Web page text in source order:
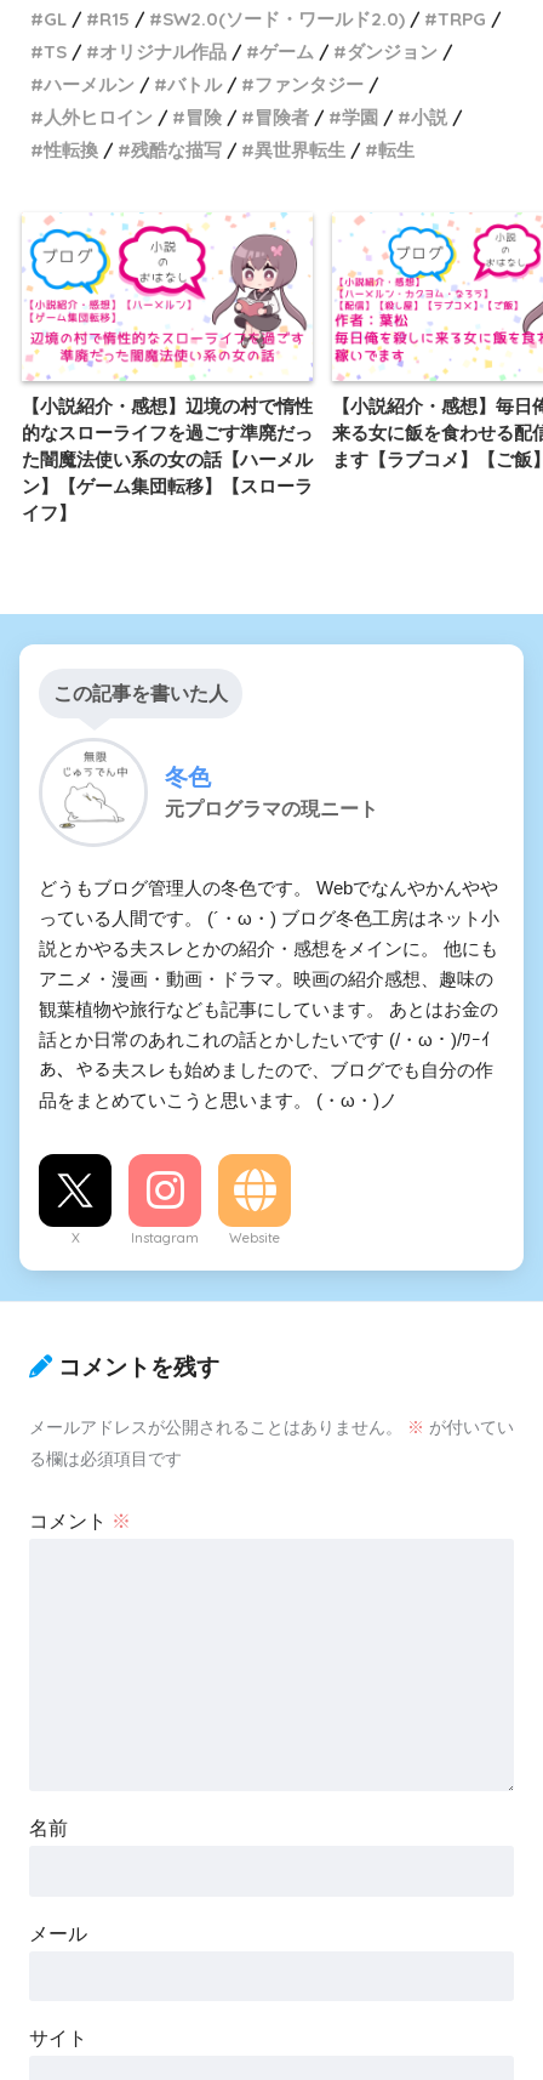
GL R15 SW2.0(ソード・ワールド2.0)
TRPG
TS
オリジナル作品 ゲーム
ダンジョン
ハーメルン
バトル
ファンタジー
人外ヒロイン
冒険 冒険者 学園
小説
性転換
残酷な描写 異世界転生 転生
【小説紹介・感想】辺境の村で惰性
的なスローライフを過ごす準廃だっ
た闇魔法使い系の女の話【ハーメル
ン】【ゲーム集団転移】【スローラ
イフ】
【小説紹介・感想】毎日
来る女に飯を食わせる配
ます【ラブコメ】【ご飯
この記事を書いた人
冬色
元プログラマの現ニート
どうもブログ管理人の冬色です。 Webでなんやかんやや
っている人間です。 (´・ω・) ブログ冬色工房はネット小
説とかやる夫スレとかの紹介・感想をメインに。 他にも
アニメ・漫画・動画・ドラマ。映画の紹介感想、趣味の
観葉植物や旅行なども記事にしています。 あとはお金の
話とか日常のあれこれの話とかしたいです (/・ω・)/ﾜｰｲ
あ、やる夫スレも始めましたので、ブログでも自分の作
品をまとめていこうと思います。 (・ω・)ノ
X Instagram Website
コメントを残す
メールアドレスが公開されることはありません。 ※ が付いてい
る欄は必須項目です
コメント ※
名前
メール
サイト